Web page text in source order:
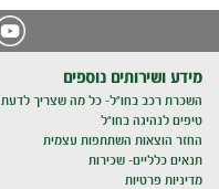
מידע ושירותים נוספים
השכרת רכב בחו"ל- כל מה שצריך לדעת
טיפים לנהיגה בחו"ל
החזר הוצאות השתתפות עצמית
תנאים כלליים- שכירות
מדיניות פרטיות